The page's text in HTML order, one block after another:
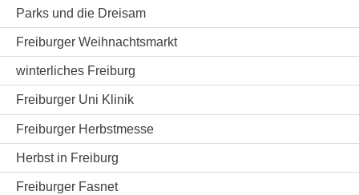
Parks und die Dreisam
Freiburger Weihnachtsmarkt
winterliches Freiburg
Freiburger Uni Klinik
Freiburger Herbstmesse
Herbst in Freiburg
Freiburger Fasnet